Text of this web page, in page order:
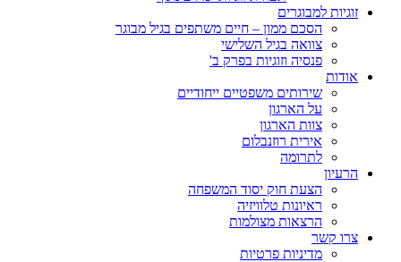
זוגיות למבוגרים
הסכם ממון – חיים משתפים בגיל מבוגר
צוואה בגיל השלישי
פנסיה וזוגיות בפרק ב'
אודות
שירותים משפטיים ייחודיים
על הארגון
צוות הארגון
אירית רוזנבלום
לתרומה
הרעיון
הצעת חוק יסוד המשפחה
ראיונות טלוויזיה
הרצאות מצולמות
צרו קשר
מדיניות פרטיות